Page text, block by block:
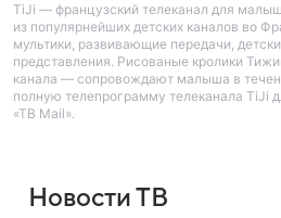
TiJi — французский телеканал для
из популярнейших детских каналов во
мультики, развивающие передачи,
представления. Рисованые кролики
канала — сопровождают малыша в
полную телепрограмму телеканала TiJi
«ТВ Mail».
Новости ТВ